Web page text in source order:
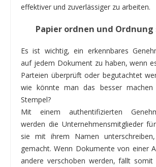
effektiver und zuverlässiger zu arbeiten.
Papier ordnen und
Es ist wichtig, ein erkennbares
auf jedem Dokument zu haben, wenn
Parteien überprüft oder begutachtet
wie könnte man das besser
Stempel?
Mit einem authentifizierten
werden die Unternehmensmitglieder
sie mit ihrem Namen
gemacht. Wenn Dokumente von einer
andere verschoben werden, fällt somit